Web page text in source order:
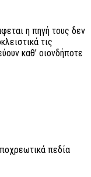
η πηγή τους δεν
τις
καθ’ οιονδήποτε
πεδία